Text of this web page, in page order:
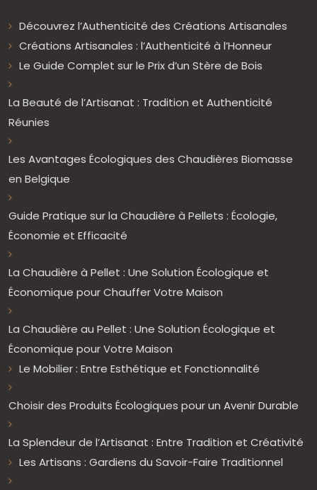
Découvrez l’Authenticité des Créations Artisanales
Créations Artisanales : l’Authenticité à l’Honneur
Le Guide Complet sur le Prix d’un Stère de Bois
La Beauté de l’Artisanat : Tradition et Authenticité
Réunies
Les Avantages Écologiques des Chaudières Biomasse
en Belgique
Guide Pratique sur la Chaudière à Pellets : Écologie,
Économie et Efficacité
La Chaudière à Pellet : Une Solution Écologique et
Économique pour Chauffer Votre Maison
La Chaudière au Pellet : Une Solution Écologique et
Économique pour Votre Maison
Le Mobilier : Entre Esthétique et Fonctionnalité
Choisir des Produits Écologiques pour un Avenir Durable
La Splendeur de l’Artisanat : Entre Tradition et Créativité
Les Artisans : Gardiens du Savoir-Faire Traditionnel